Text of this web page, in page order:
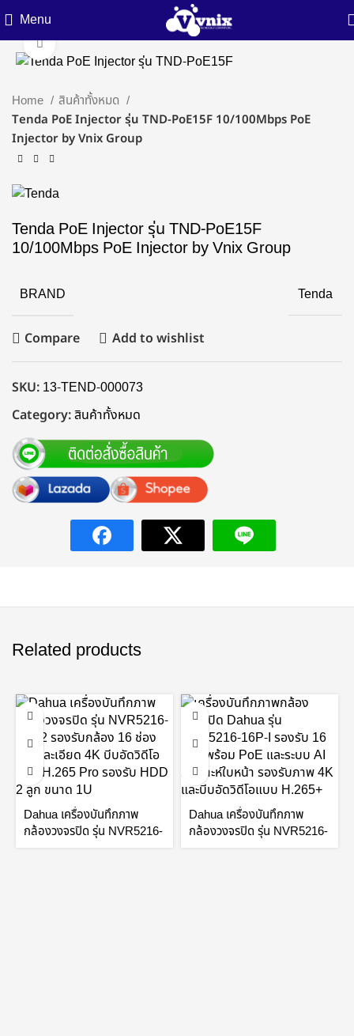
Menu
Click to enlarge
Home
สินค้าทั้งหมด
Tenda PoE Injector รุ่น TND-PoE15F 10/100Mbps PoE
Injector by Vnix Group
Tenda PoE Injector รุ่น TND-PoE15F
10/100Mbps PoE Injector by Vnix Group
BRAND Tenda
Compare Add to wishlist
SKU: 13-TEND-000073
Category:สินค้าทั้งหมด
Related products
Dahua เครื่องบันทึกภาพ
กล้องวงจรปิด รุ่น NVR5216-
Dahua เครื่องบันทึกภาพ
กล้องวงจรปิด รุ่น NVR5216-